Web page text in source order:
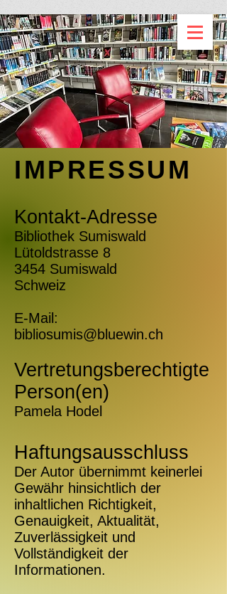
IMPRESSUM
Kontakt-Adresse
Bibliothek Sumiswald
Lütoldstrasse 8
3454 Sumiswald
Schweiz
E-Mail:
bibliosumis@bluewin.ch
Vertretungsberechtigte
Person(en)
Pamela Hodel
Haftungsausschluss
Der Autor übernimmt keinerlei
Gewähr hinsichtlich der
inhaltlichen Richtigkeit,
Genauigkeit, Aktualität,
Zuverlässigkeit und
Vollständigkeit der
Informationen.